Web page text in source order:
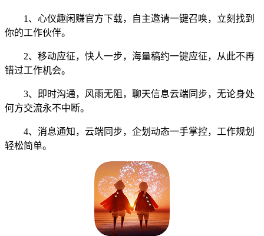
1、心仪趣闲赚官方下载，自主邀请一键召唤，立刻找到
你的工作伙伴。
2、移动应征，快人一步，海量稿约一键应征，从此不再
错过工作机会。
3、即时沟通，风雨无阻，聊天信息云端同步，无论身处
何方交流永不中断。
4、消息通知，云端同步，企划动态一手掌控，工作规划
轻松简单。